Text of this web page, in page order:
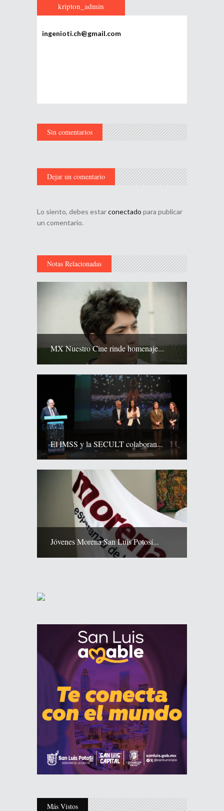
kripton_admin
ingenioti.ch@gmail.com
Sin comentarios
Dejar un comentario
Lo siento, debes estarconectado para publicar
un comentario.
Notas Relacionadas
MX Nuestro Cine rinde homenaje...
El IMSS y la SECULT colaboran...
Jóvenes Morena San Luis Potosí...
Más Vistos